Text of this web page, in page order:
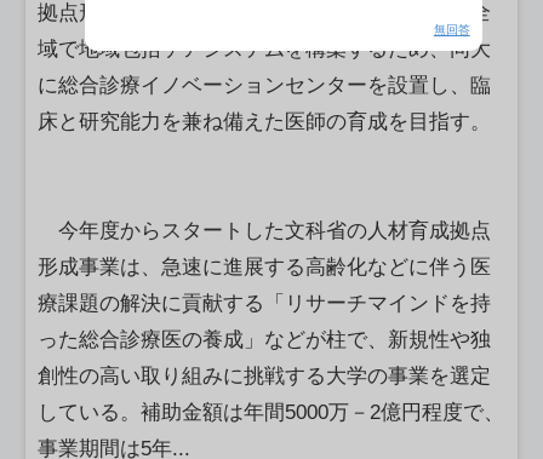
拠点形成事業に選ばれたと発表した。富山県内全
域で地域包括ケアシステムを構築するため、同大
に総合診療イノベーションセンターを設置し、臨
床と研究能力を兼ね備えた医師の育成を目指す。
今年度からスタートした文科省の人材育成拠点
形成事業は、急速に進展する高齢化などに伴う医
療課題の解決に貢献する「リサーチマインドを持
った総合診療医の養成」などが柱で、新規性や独
創性の高い取り組みに挑戦する大学の事業を選定
している。補助金額は年間5000万－2億円程度で、
事業期間は5年...
無回答